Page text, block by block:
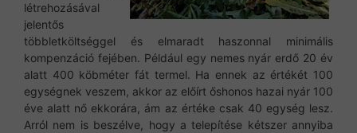
létrehozásával
jelentős
többletköltséggel és elmaradt haszonnal minimális
kompenzáció fejében. Például egy nemes nyár erdő 20 év
alatt 400 köbméter fát termel. Ha ennek az értékét 100
egységnek veszem, akkor az előírt őshonos hazai nyár 100
éve alatt nő ekkorára, ám az értéke csak 40 egység lesz.
Arról nem is beszélve, hogy a telepítése kétszer annyiba